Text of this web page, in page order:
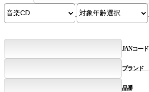
JANコード
ブランド
品番